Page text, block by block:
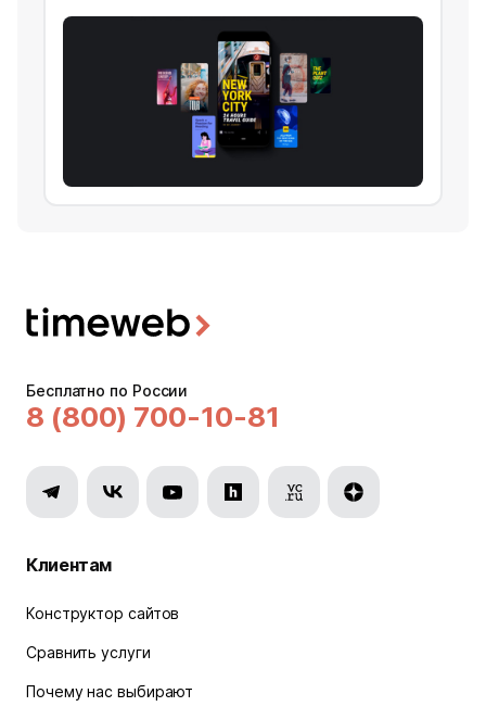
Бесплатно по России
8 (800) 700-10-81
Клиентам
Конструктор сайтов
Сравнить услуги
Почему нас выбирают